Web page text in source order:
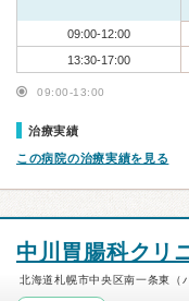
09:00-12:00
13:30-17:00
09:00-13:00
治療実績
この病院の治療実績を見る
中川胃腸科クリ
北海道札幌市中央区南一条東（